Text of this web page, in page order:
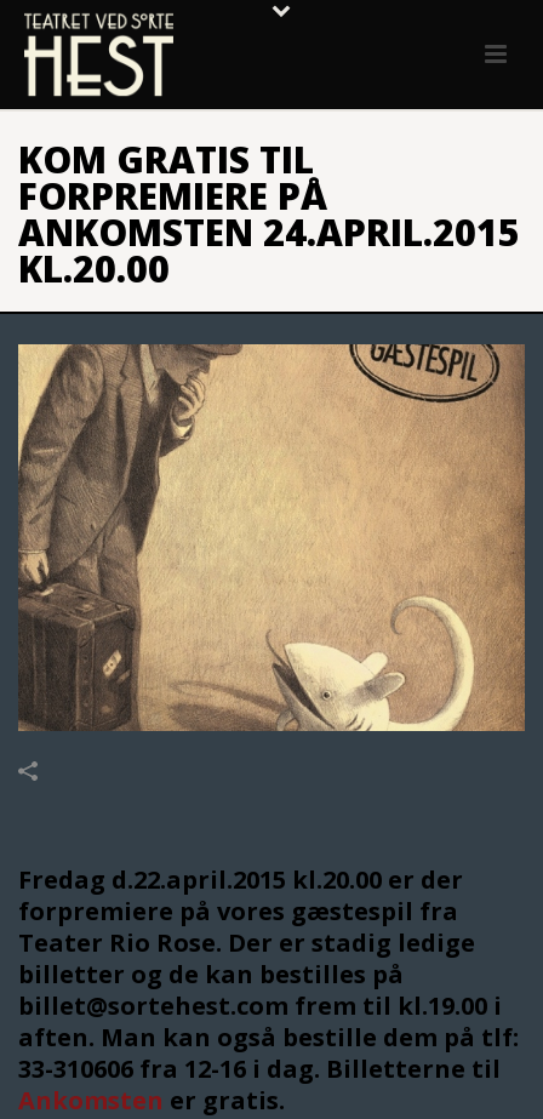
KOM GRATIS TIL
FORPREMIERE PÅ
ANKOMSTEN 24.APRIL.2015
KL.20.00
Fredag d.22.april.2015 kl.20.00 er der
forpremiere på vores gæstespil fra
Teater Rio Rose. Der er stadig ledige
billetter og de kan bestilles på
billet@sortehest.com frem til kl.19.00 i
aften. Man kan også bestille dem på tlf:
33-310606 fra 12-16 i dag. Billetterne til
Ankomsten er gratis.